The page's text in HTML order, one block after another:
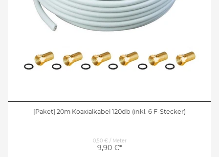
[Paket] 20m Koaxialkabel 120db (inkl. 6 F-Stecker)
0,50 € / Meter
9,90 €*